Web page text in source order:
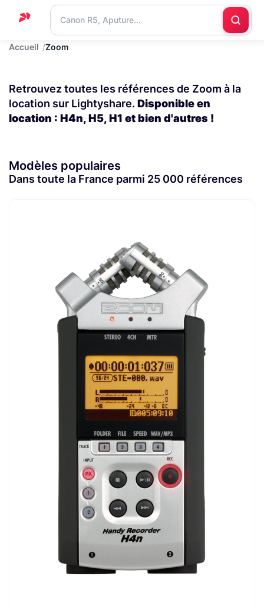
Accueil
Nous
Accueil Zoom
Retrouvez toutes les références de Zoom à la
location sur Lightyshare. Disponible en
location : H4n, H5, H1 et bien d'autres !
Modèles populaires
Dans toute la France parmi 25 000 références